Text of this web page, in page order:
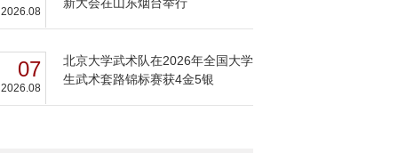
2026.08
07
2026.08
北京大学武术队在2026年全国大学
生武术套路锦标赛获4金5银